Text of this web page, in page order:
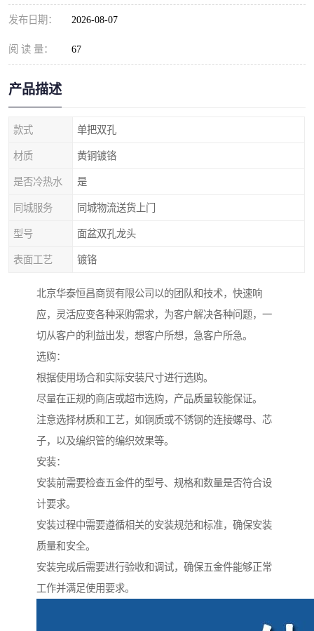
发布日期： 2026-08-07
阅 读 量： 67
产品描述
款式 单把双孔
材质 黄铜镀铬
是否冷热水 是
同城服务 同城物流送货上门
型号 面盆双孔龙头
表面工艺 镀铬
北京华泰恒昌商贸有限公司以的团队和技术，快速响
应，灵活应变各种采购需求，为客户解决各种问题，一
切从客户的利益出发，想客户所想，急客户所急。
选购：
根据使用场合和实际安装尺寸进行选购。
尽量在正规的商店或超市选购，产品质量较能保证。
注意选择材质和工艺，如铜质或不锈钢的连接螺母、芯
子，以及编织管的编织效果等。
安装：
安装前需要检查五金件的型号、规格和数量是否符合设
计要求。
安装过程中需要遵循相关的安装规范和标准，确保安装
质量和安全。
安装完成后需要进行验收和调试，确保五金件能够正常
工作并满足使用要求。